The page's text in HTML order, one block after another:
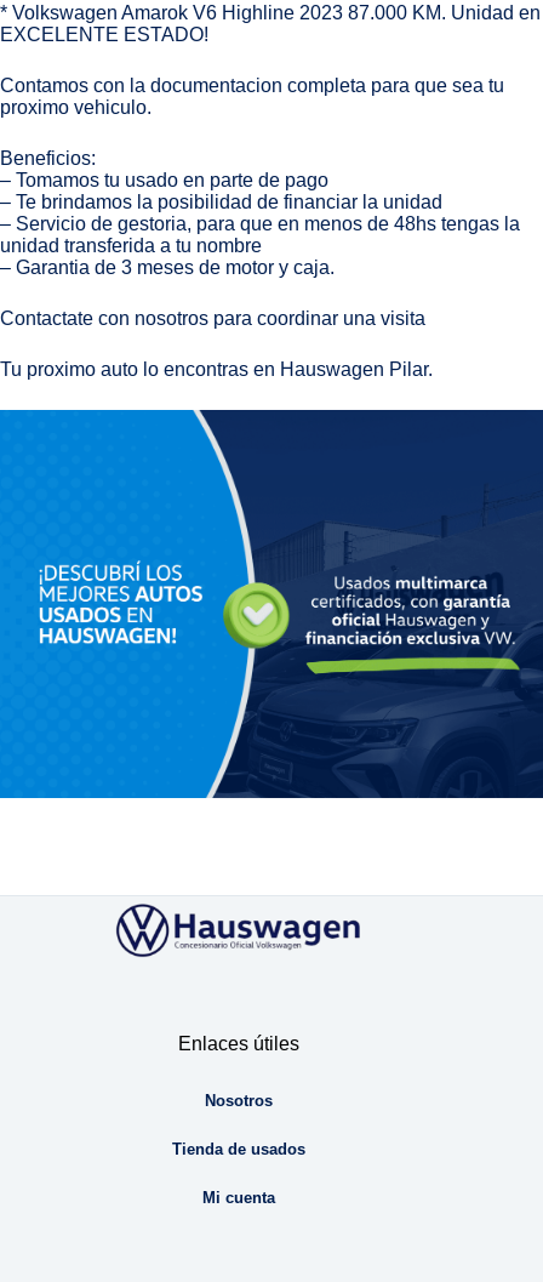
* Volkswagen Amarok V6 Highline 2023 87.000 KM. Unidad en
EXCELENTE ESTADO!
Contamos con la documentacion completa para que sea tu
proximo vehiculo.
Beneficios:
– Tomamos tu usado en parte de pago
– Te brindamos la posibilidad de financiar la unidad
– Servicio de gestoria, para que en menos de 48hs tengas la
unidad transferida a tu nombre
– Garantia de 3 meses de motor y caja.
Contactate con nosotros para coordinar una visita
Tu proximo auto lo encontras en Hauswagen Pilar.
Enlaces útiles
Nosotros
Tienda de usados
Mi cuenta